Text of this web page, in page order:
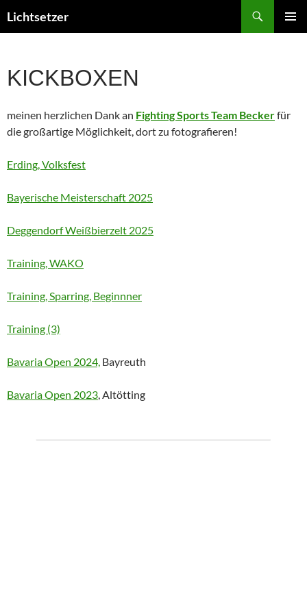
Inhalt
Lichtsetzer
KICKBOXEN
meinen herzlichen Dank an Fighting Sports Team Beckerfür
die großartige Möglichkeit, dort zu fotografieren!
Erding, Volksfest
Bayerische Meisterschaft 2025
Deggendorf Weißbierzelt 2025
Training, WAKO
Training, Sparring, Beginnner
Training (3)
Bavaria Open 2024, Bayreuth
Bavaria Open 2023, Altötting